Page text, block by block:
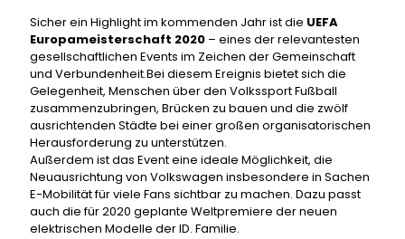
Sicher ein Highlight im kommenden Jahr ist die UEFA
Europameisterschaft 2020 – eines der relevantesten
gesellschaftlichen Events im Zeichen der Gemeinschaft
und Verbundenheit.Bei diesem Ereignis bietet sich die
Gelegenheit, Menschen über den Volkssport Fußball
zusammenzubringen, Brücken zu bauen und die zwölf
ausrichtenden Städte bei einer großen organisatorischen
Herausforderung zu unterstützen.
Außerdem ist das Event eine ideale Möglichkeit, die
Neuausrichtung von Volkswagen insbesondere in Sachen
E-Mobilität für viele Fans sichtbar zu machen. Dazu passt
auch die für 2020 geplante Weltpremiere der neuen
elektrischen Modelle der ID. Familie.